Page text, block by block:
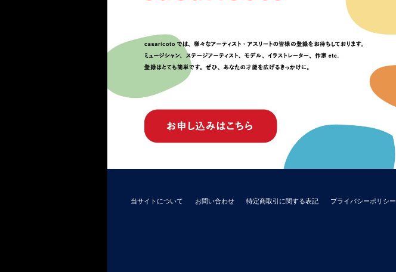
当サイトについて お問い合わせ 特定商取引に関する表記 プライバシーポリシー